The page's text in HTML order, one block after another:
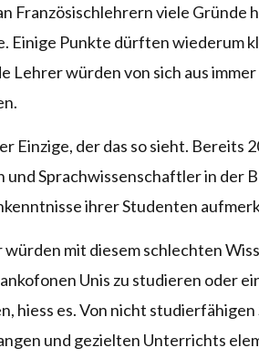
Französischlehrern viele Gründe
Einige Punkte dürften wiederum
Lehrer würden von sich aus
Einzige, der das so sieht. Bereits
Sprachwissenschaftler in der
ihrer Studenten
mit diesem schlechten
Unis zu studieren oder
hiess es. Von nicht
und gezielten Unterrichts